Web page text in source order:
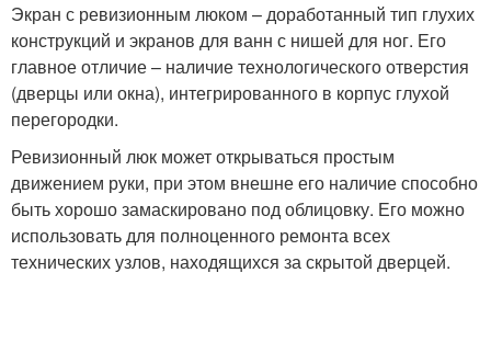
Экран с ревизионным люком – доработанный тип глухих
конструкций и экранов для ванн с нишей для ног. Его
главное отличие – наличие технологического отверстия
(дверцы или окна), интегрированного в корпус глухой
перегородки.
Ревизионный люк может открываться простым
движением руки, при этом внешне его наличие способно
быть хорошо замаскировано под облицовку. Его можно
использовать для полноценного ремонта всех
технических узлов, находящихся за скрытой дверцей.